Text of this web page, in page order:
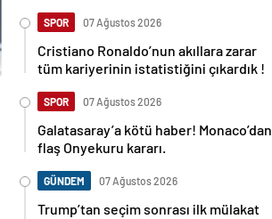
SPOR 07 Ağustos 2026
Cristiano Ronaldo’nun akıllara zarar
tüm kariyerinin istatistiğini çıkardık !
SPOR 07 Ağustos 2026
Galatasaray’a kötü haber! Monaco’dan
flaş Onyekuru kararı.
GÜNDEM 07 Ağustos 2026
Trump’tan seçim sonrası ilk mülakat